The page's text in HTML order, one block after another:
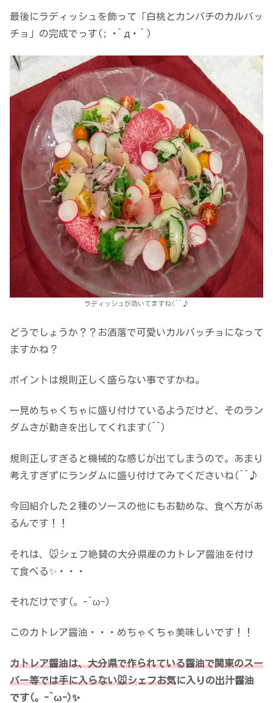
最後にラディッシュを飾って「白桃とカンパチのカルパッ
チョ」の完成でっす(; ･`д･´)
ラディッシュが効いてますね(^^♪
どうでしょうか？？お洒落で可愛いカルパッチョになって
ますかね？
ポイントは規則正しく盛らない事ですかね。
一見めちゃくちゃに盛り付けているようだけど、そのラン
ダムさが動きを出してくれます(^^)
規則正しすぎると機械的な感じが出てしまうので。あまり
考えすぎずにランダムに盛り付けてみてくださいね(^^♪
今回紹介した２種のソースの他にもお勧めな、食べ方があ
るんです！！
それは、🐭シェフ絶賛の大分県産のカトレア醤油を付け
て食べる✨・・・
それだけです(。-`ω-)
このカトレア醤油・・・めちゃくちゃ美味しいです！！
カトレア醤油は、大分県で作られている醤油で関東のスー
パー等では手に入らない🐭シェフお気に入りの出汁醤油
です(。-`ω-)✨